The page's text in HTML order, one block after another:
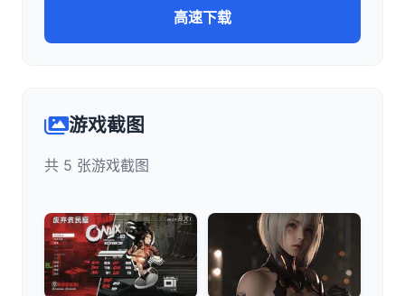
高速下载
游戏截图
共 5 张游戏截图